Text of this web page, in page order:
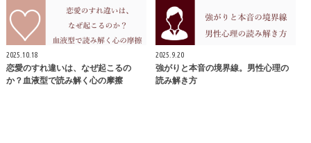
2025.10.18
恋愛のすれ違いは、なぜ起こるの
か？血液型で読み解く心の摩擦
2025.9.20
強がりと本音の境界線。男性心理の
読み解き方